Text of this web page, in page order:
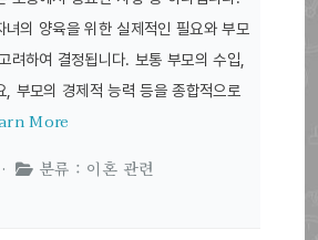
녀의 양육을 위한 실제적인 필요와 부모
려하여 결정됩니다. 보통 부모의 수입,
, 부모의 경제적 능력 등을 종합적으로
More
분류 : 이혼 관련